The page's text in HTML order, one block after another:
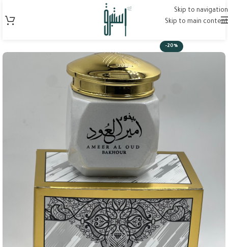
Skip to navigation
Skip to main content
-20%